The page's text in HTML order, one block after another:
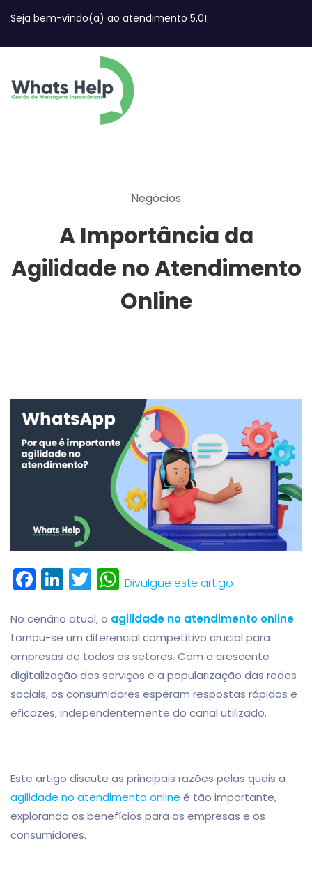
Seja bem-vindo(a) ao atendimento 5.0!
Negócios
A Importância da
Agilidade no Atendimento
Online
FacebookLinkedInTwitterWhatsApp
Divulgue este artigo
No cenário atual, a agilidade no atendimento online
tornou-se um diferencial competitivo crucial para
empresas de todos os setores. Com a crescente
digitalização dos serviços e a popularização das redes
sociais, os consumidores esperam respostas rápidas e
eficazes, independentemente do canal utilizado.
Este artigo discute as principais razões pelas quais a
agilidade no atendimento online é tão importante,
explorando os benefícios para as empresas e os
consumidores.